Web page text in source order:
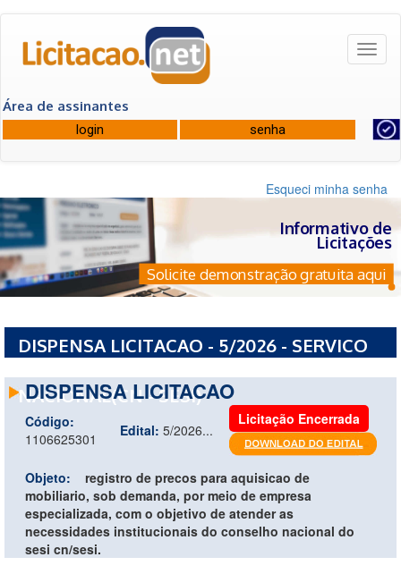
Área de assinantes
Esqueci minha senha
Informativo de
Licitações
Solicite demonstração gratuita aqui
DISPENSA LICITACAO - 5/2026 - SERVICO
NACIONAL(CN - SESI)
DISPENSA LICITACAO
Código:
1106625301
Edital: 5/2026...
Licitação Encerrada
Objeto:
registro de precos para aquisicao de
mobiliario, sob demanda, por meio de empresa
especializada, com o objetivo de atender as
necessidades institucionais do conselho nacional do
sesi cn/sesi.